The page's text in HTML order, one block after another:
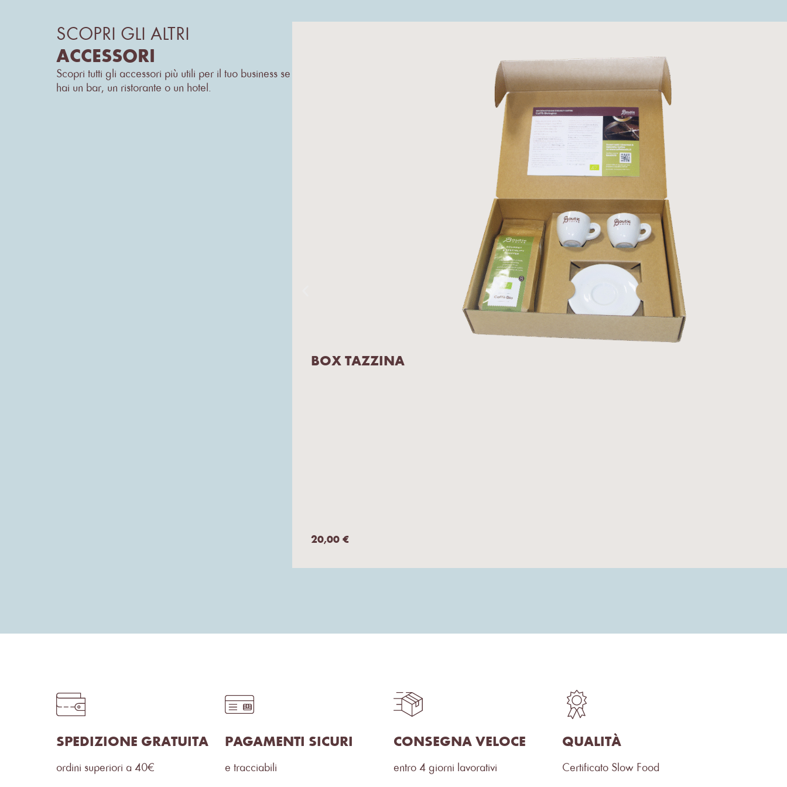
SCOPRI GLI ALTRI
ACCESSORI
Scopri tutti gli accessori più utili per il tuo business se
hai un bar, un ristorante o un hotel.
BOX TAZZINA
20,00€
SPEDIZIONE GRATUITA
ordini superiori a 40€
PAGAMENTI SICURI
e tracciabili
CONSEGNA VELOCE
entro 4 giorni lavorativi
QUALITÀ
Certificato Slow Food